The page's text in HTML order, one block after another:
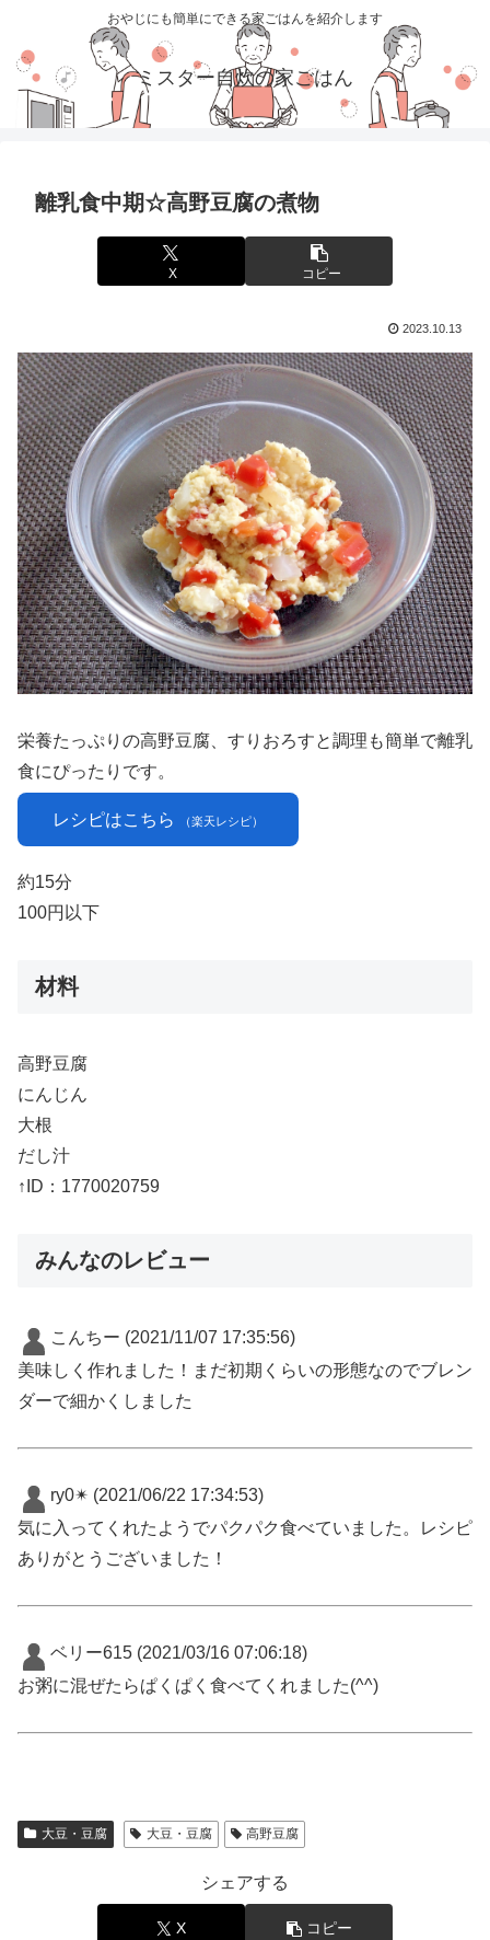
おやじにも簡単にできる家ごはんを紹介します
ミスター自炊の家ごはん
離乳食中期☆高野豆腐の煮物
X コピー
2023.10.13
栄養たっぷりの高野豆腐、すりおろすと調理も簡単で離乳
食にぴったりです。
レシピはこちら （楽天レシピ）
約15分
100円以下
材料
高野豆腐
にんじん
大根
だし汁
↑ID：1770020759
みんなのレビュー
こんちー (2021/11/07 17:35:56)
美味しく作れました！まだ初期くらいの形態なのでブレン
ダーで細かくしました
ry0✴︎ (2021/06/22 17:34:53)
気に入ってくれたようでパクパク食べていました。レシピ
ありがとうございました！
ベリー615 (2021/03/16 07:06:18)
お粥に混ぜたらぱくぱく食べてくれました(^^)
大豆・豆腐 大豆・豆腐 高野豆腐
シェアする
X コピー